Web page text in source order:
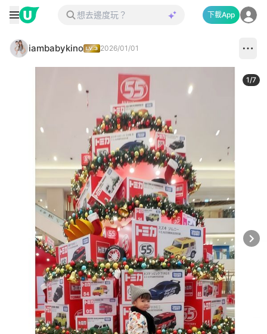
下載App
iambabykino 2026/01/01
1/7